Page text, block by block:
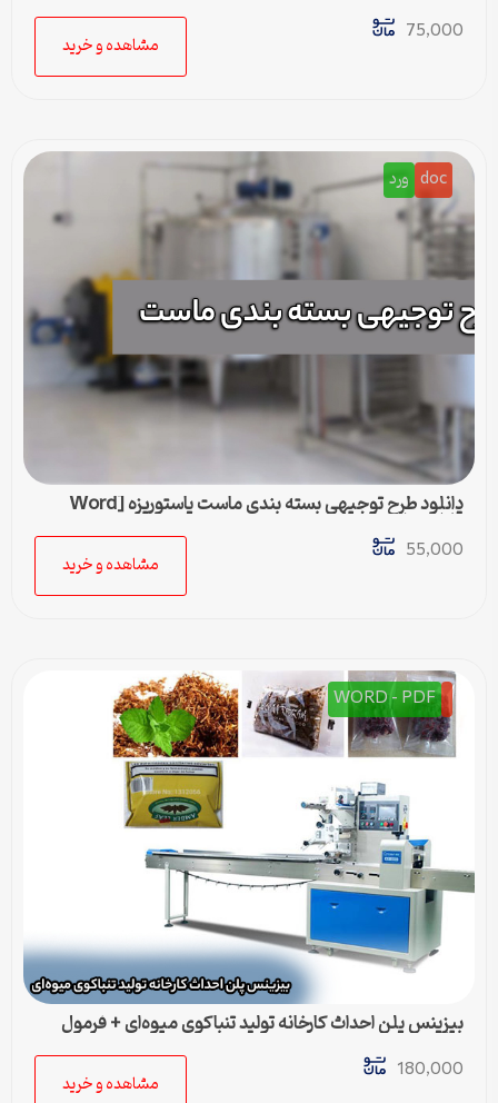
75,000
مشاهده و خرید
doc ورد
دانلود طرح توجیهی بسته بندی ماست پاستوریزه [Word
قابل ویرایش]
55,000
مشاهده و خرید
WORD - PDF
بیزینس پلن احداث کارخانه تولید تنباکوی میوه‌ای + فرمول
تولید
180,000
مشاهده و خرید